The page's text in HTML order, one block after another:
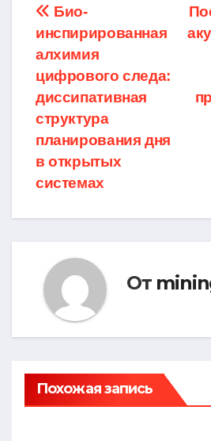
Навигация
по
записям
Био-
инспирированная
алхимия
цифрового следа:
диссипативная
структура
планирования дня
в открытых
системах
От
Похожая запись